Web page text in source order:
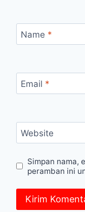
Name *
Email *
Website
Simpan nama,
peramban ini